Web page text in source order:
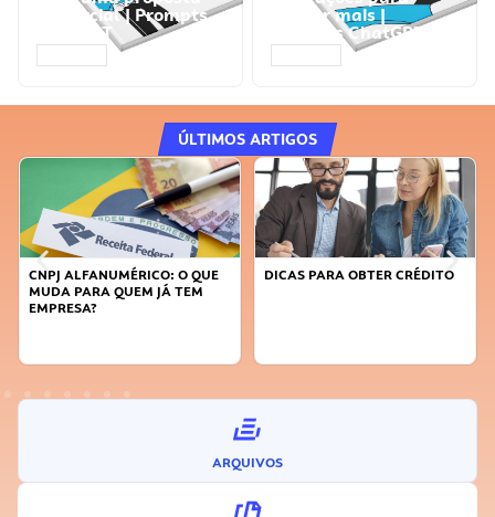
comercial | Prompts
ChatGPT
vender mais |
Prompts ChatGPT
ÚLTIMOS ARTIGOS
DICAS PARA OBTER CRÉDITO
FAÇA A DIFERENÇA: SEJA
ARQUIVOS